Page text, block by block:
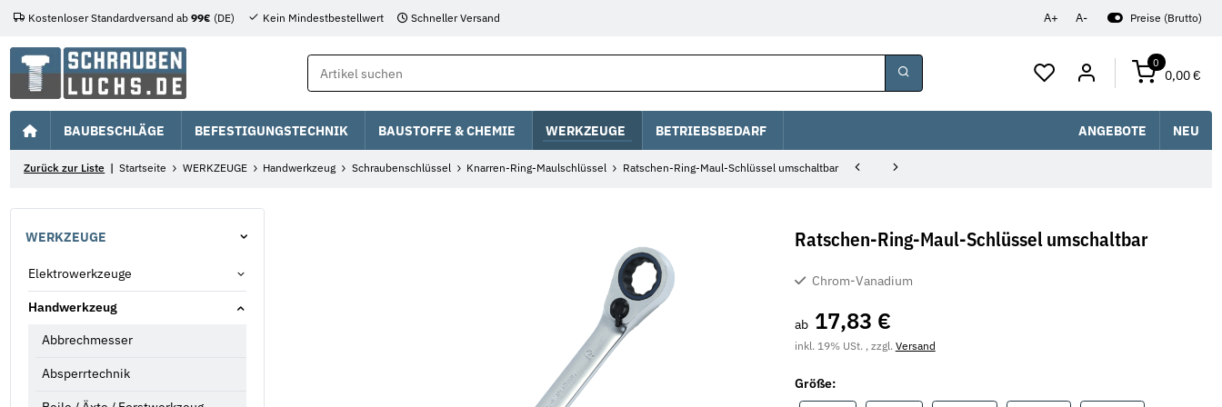
A+ A- Preise (Brutto)
Kostenloser Standardversand ab 99€ (DE) Kein Mindestbestellwert Schneller Versand
0
0,00 €
BAUBESCHLÄGE BEFESTIGUNGSTECHNIK BAUSTOFFE & CHEMIE WERKZEUGE BETRIEBSBEDARF ANGEBOTE NEU
Zurück zur Liste Startseite WERKZEUGE Handwerkzeug Schraubenschlüssel Knarren-Ring-Maulschlüssel Ratschen-Ring-Maul-Schlüssel umschaltbar
Ratschen-Ring-Maul-Schlüssel umschaltbar
Chrom-Vanadium
ab 17,83 €
inkl. 19% USt. , zzgl.Versand
Größe:
WERKZEUGE
Elektrowerkzeuge
Handwerkzeug
Abbrechmesser
Absperrtechnik